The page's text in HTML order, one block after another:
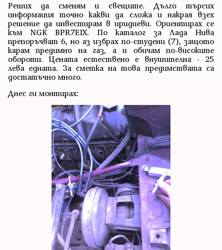
Реших да сменям и свещите. Дълго търсих
информация точно какви да сложа и накрая взех
решение да инвестирам в иридиеви. Ориентирах се
към NGK BPR7EIX. По каталог за Лада Нива
препоръчват 6, но аз избрах по-студени (7), защото
карам предимно на газ, а и обичам по-високите
обороти. Цената естествено е внушителна - 25
лева едната. За сметка на това предимствата са
достатъчно много.
Днес ги монтирах: